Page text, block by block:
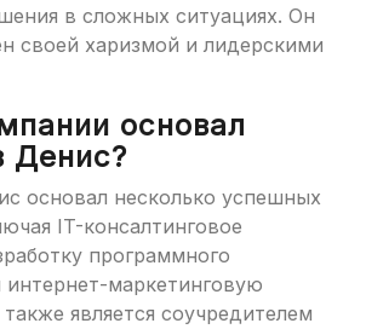
в сложных ситуациях. Он
своей харизмой и лидерскими
основал
Денис?
основал несколько успешных
IT-консалтинговое
программного
интернет-маркетинговую
является соучредителем